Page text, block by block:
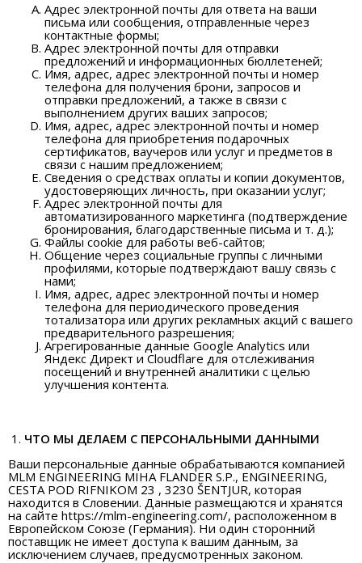
Адрес электронной почты для ответа на ваши
письма или сообщения, отправленные через
контактные формы;
Адрес электронной почты для отправки
предложений и информационных бюллетеней;
Имя, адрес, адрес электронной почты и номер
телефона для получения брони, запросов и
отправки предложений, а также в связи с
выполнением других ваших запросов;
Имя, адрес, адрес электронной почты и номер
телефона для приобретения подарочных
сертификатов, ваучеров или услуг и предметов в
связи с нашим предложением;
Сведения о средствах оплаты и копии документов,
удостоверяющих личность, при оказании услуг;
Адрес электронной почты для
автоматизированного маркетинга (подтверждение
бронирования, благодарственные письма и т. д.);
Файлы cookie для работы веб-сайтов;
Общение через социальные группы с личными
профилями, которые подтверждают вашу связь с
нами;
Имя, адрес, адрес электронной почты и номер
телефона для периодического проведения
тотализатора или других рекламных акций с вашего
предварительного разрешения;
Агрегированные данные Google Analytics или
Яндекс Директ и Cloudflare для отслеживания
посещений и внутренней аналитики с целью
улучшения контента.
ЧТО МЫ ДЕЛАЕМ С ПЕРСОНАЛЬНЫМИ ДАННЫМИ
Ваши персональные данные обрабатываются компанией
MLM ENGINEERING MIHA FLANDER S.P., ENGINEERING,
CESTA POD RIFNIKOM 23 , 3230 ŠENTJUR, которая
находится в Словении. Данные размещаются и хранятся
на сайте https://mlm-engineering.com/, расположенном в
Европейском Союзе (Германия). Ни один сторонний
поставщик не имеет доступа к вашим данным, за
исключением случаев, предусмотренных законом.